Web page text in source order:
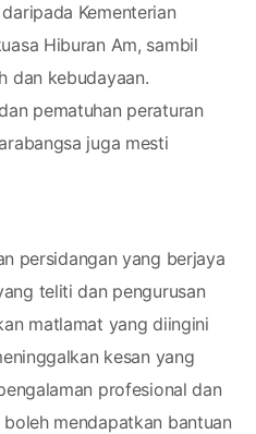
Kementerian
Hiburan Am, sambil
dan kebudayaan.
pematuhan peraturan
juga mesti
teliti dan pengurusan
matlamat yang diingini
kesan yang
profesional dan
mendapatkan bantuan